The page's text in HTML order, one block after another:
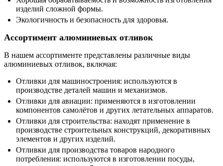
изделий сложной формы.
Экологичность и безопасность для здоровья.
Ассортимент алюминиевых отливок
В нашем ассортименте представлены различные виды
алюминиевых отливок, включая:
Отливки для машиностроения: используются в
производстве деталей машин и механизмов.
Отливки для авиации: применяются в изготовлении
компонентов самолётов и других летательных аппаратов.
Отливки для строительства: находят применение в
производстве строительных конструкций, декоративных
элементов и других изделий.
Отливки для производства товаров народного
потребления: используются в изготовлении посуды,